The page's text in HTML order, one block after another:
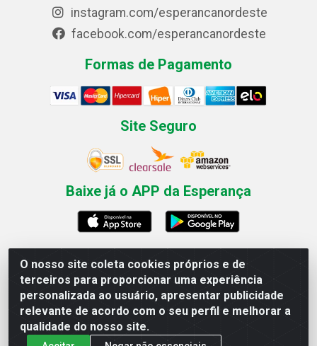
O nosso site coleta cookies próprios e de
terceiros para proporcionar uma experiência
personalizada ao usuário, apresentar publicidade
relevante de acordo com o seu perfil e melhorar a
qualidade do nosso site.
instagram.com/esperancanordeste
facebook.com/esperancanordeste
Formas de Pagamento
Site Seguro
Baixe já o APP da Esperança
Esperança Nordeste - Rua Professor Caldas Filho, 291 -
Estância - Recife / PE CEP: 50771-335 - CNPJ
03.666.136/0001-23